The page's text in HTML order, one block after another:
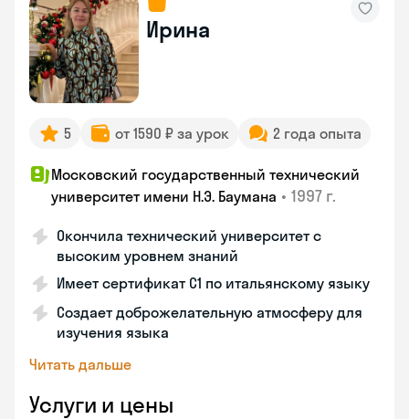
Ирина
5 от 1590 ₽ за урок 2 года опыта
Московский государственный технический
университет имени Н.Э. Баумана • 1997 г.
Окончила технический университет с
высоким уровнем знаний
Имеет сертификат C1 по итальянскому языку
Создает доброжелательную атмосферу для
изучения языка
Читать дальше
Услуги и цены